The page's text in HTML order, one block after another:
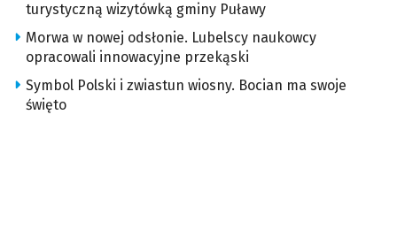
turystyczną wizytówką gminy Puławy
Morwa w nowej odsłonie. Lubelscy naukowcy
opracowali innowacyjne przekąski
Symbol Polski i zwiastun wiosny. Bocian ma swoje
święto